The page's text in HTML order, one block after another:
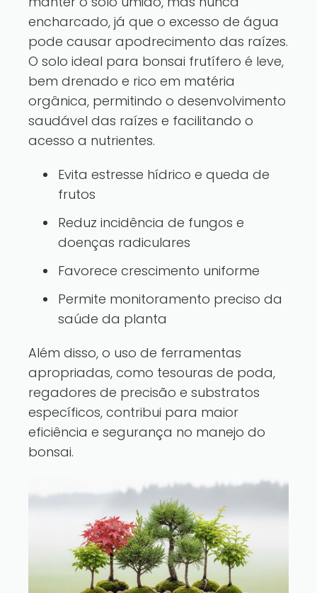
encharcado, já que o excesso de água
pode causar apodrecimento das raízes.
O solo ideal para bonsai frutífero é leve,
bem drenado e rico em matéria
orgânica, permitindo o desenvolvimento
saudável das raízes e facilitando o
acesso a nutrientes.
Evita estresse hídrico e queda de
frutos
Reduz incidência de fungos e
doenças radiculares
Favorece crescimento uniforme
Permite monitoramento preciso da
saúde da planta
Além disso, o uso de ferramentas
apropriadas, como tesouras de poda,
regadores de precisão e substratos
específicos, contribui para maior
eficiência e segurança no manejo do
bonsai.